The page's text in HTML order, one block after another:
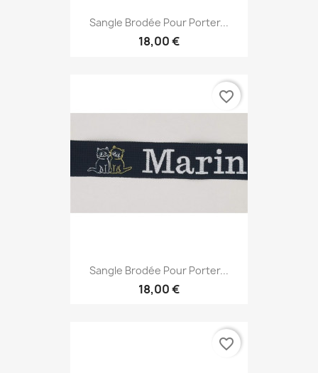
Sangle Brodée Pour Porter...
18,00 €
Sangle Brodée Pour Porter...
18,00 €
favorite_border
favorite_border